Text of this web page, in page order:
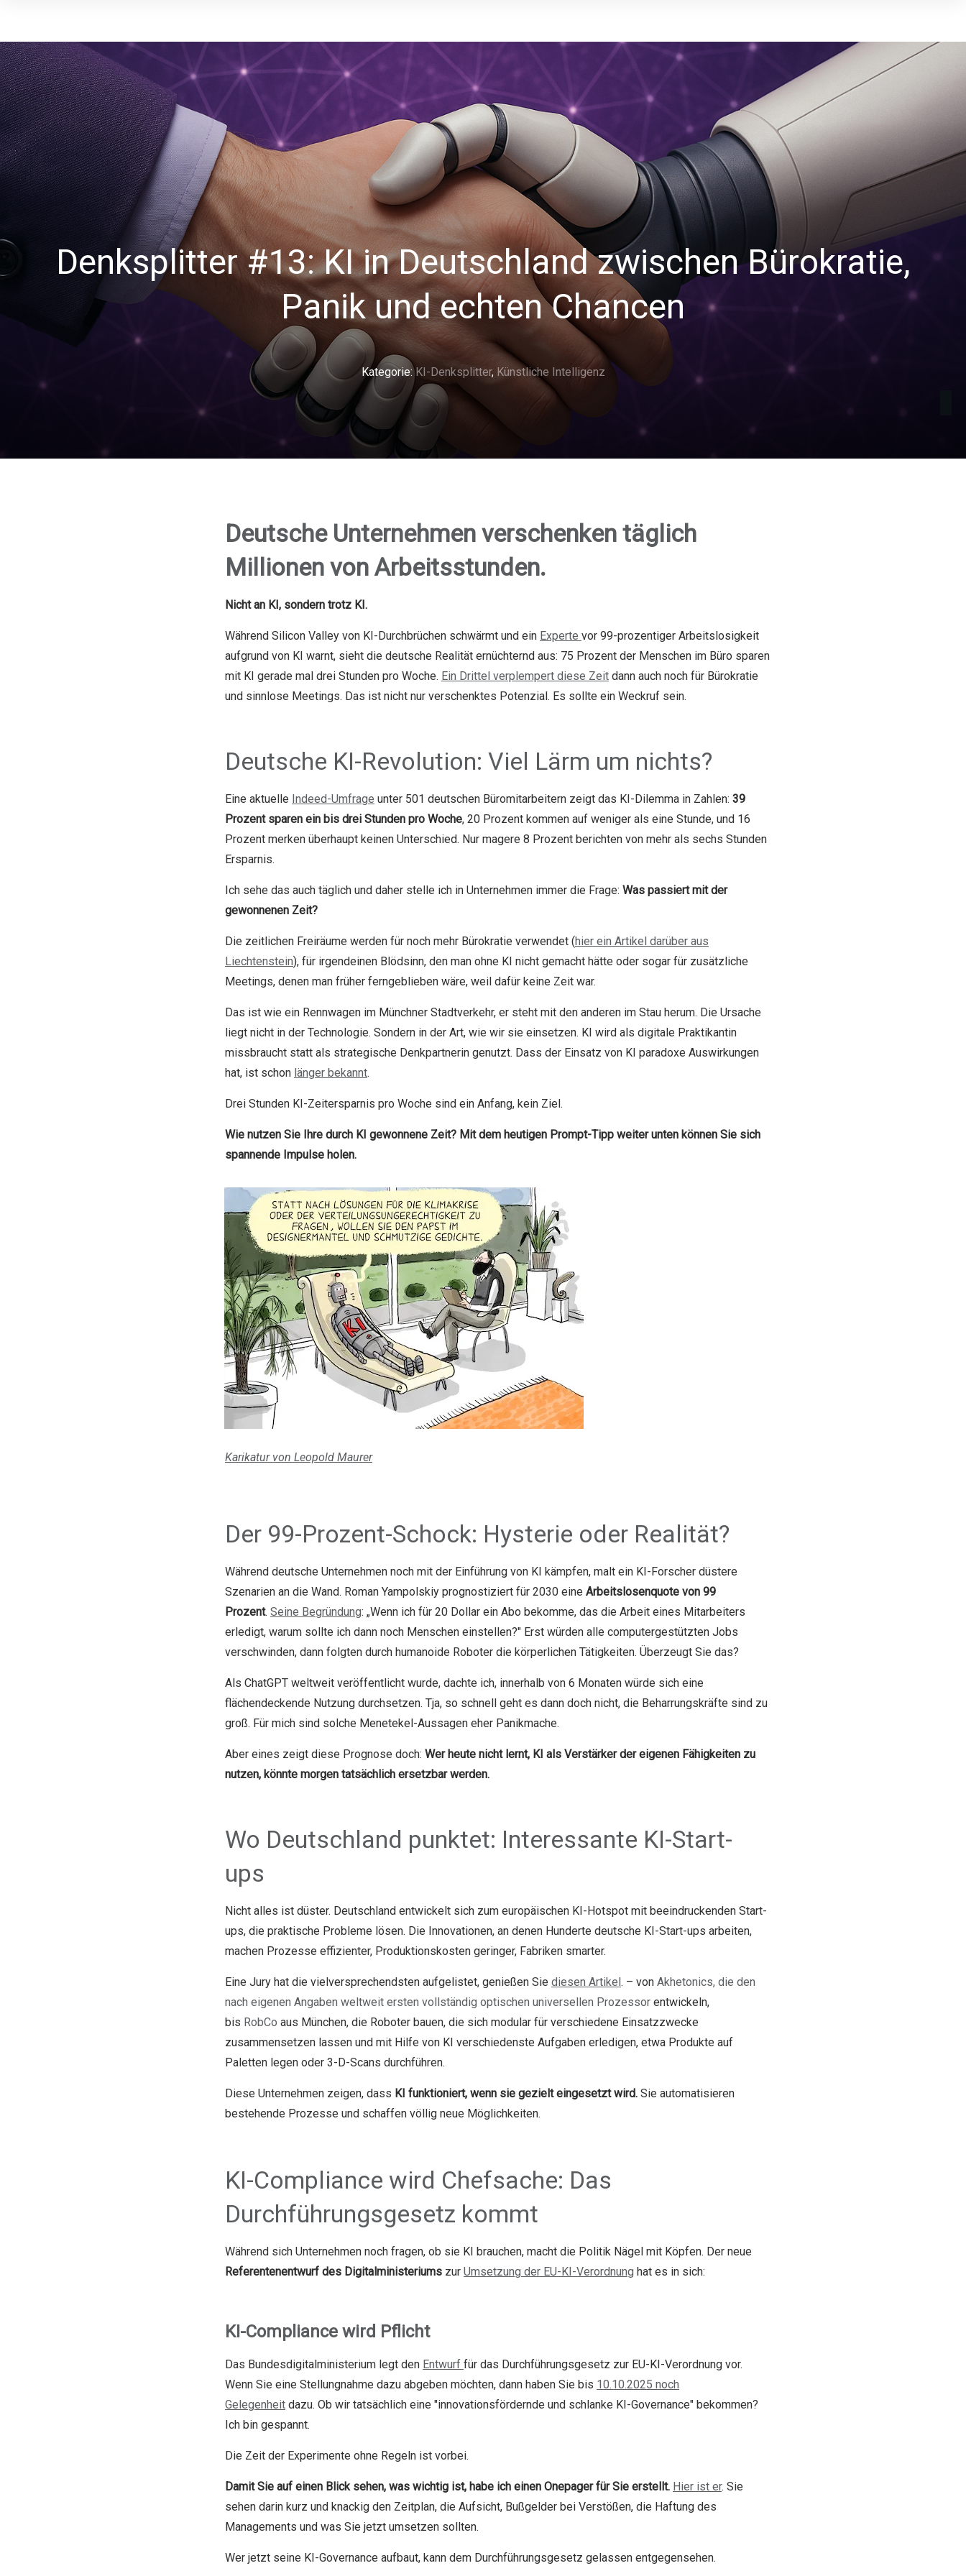
Denksplitter #13: KI in Deutschland zwischen Bürokratie,
Panik und echten Chancen
Kategorie:KI-Denksplitter, Künstliche Intelligenz
Deutsche Unternehmen verschenken täglich
Millionen von Arbeitsstunden.
Nicht an KI, sondern trotz KI.
Während Silicon Valley von KI-Durchbrüchen schwärmt und ein Experte vor 99-prozentiger Arbeitslosigkeit
aufgrund von KI warnt, sieht die deutsche Realität ernüchternd aus: 75 Prozent der Menschen im Büro sparen
mit KI gerade mal drei Stunden pro Woche. Ein Drittel verplempert diese Zeit dann auch noch für Bürokratie
und sinnlose Meetings. Das ist nicht nur verschenktes Potenzial. Es sollte ein Weckruf sein.
Deutsche KI-Revolution: Viel Lärm um nichts?
Eine aktuelle Indeed-Umfrage unter 501 deutschen Büromitarbeitern zeigt das KI-Dilemma in Zahlen: 39
Prozent sparen ein bis drei Stunden pro Woche, 20 Prozent kommen auf weniger als eine Stunde, und 16
Prozent merken überhaupt keinen Unterschied. Nur magere 8 Prozent berichten von mehr als sechs Stunden
Ersparnis.
Ich sehe das auch täglich und daher stelle ich in Unternehmen immer die Frage: Was passiert mit der
gewonnenen Zeit?
Die zeitlichen Freiräume werden für noch mehr Bürokratie verwendet (hier ein Artikel darüber aus
Liechtenstein), für irgendeinen Blödsinn, den man ohne KI nicht gemacht hätte oder sogar für zusätzliche
Meetings, denen man früher ferngeblieben wäre, weil dafür keine Zeit war.
Das ist wie ein Rennwagen im Münchner Stadtverkehr, er steht mit den anderen im Stau herum. Die Ursache
liegt nicht in der Technologie. Sondern in der Art, wie wir sie einsetzen. KI wird als digitale Praktikantin
missbraucht statt als strategische Denkpartnerin genutzt. Dass der Einsatz von KI paradoxe Auswirkungen
hat, ist schon länger bekannt.
Drei Stunden KI-Zeitersparnis pro Woche sind ein Anfang, kein Ziel.
Wie nutzen Sie Ihre durch KI gewonnene Zeit? Mit dem heutigen Prompt-Tipp weiter unten können Sie sich
spannende Impulse holen.
Karikatur von Leopold Maurer
Der 99-Prozent-Schock: Hysterie oder Realität?
Während deutsche Unternehmen noch mit der Einführung von KI kämpfen, malt ein KI-Forscher düstere
Szenarien an die Wand. Roman Yampolskiy prognostiziert für 2030 eine Arbeitslosenquote von 99
Prozent. Seine Begründung: „Wenn ich für 20 Dollar ein Abo bekomme, das die Arbeit eines Mitarbeiters
erledigt, warum sollte ich dann noch Menschen einstellen?" Erst würden alle computergestützten Jobs
verschwinden, dann folgten durch humanoide Roboter die körperlichen Tätigkeiten. Überzeugt Sie das?
Als ChatGPT weltweit veröffentlicht wurde, dachte ich, innerhalb von 6 Monaten würde sich eine
flächendeckende Nutzung durchsetzen. Tja, so schnell geht es dann doch nicht, die Beharrungskräfte sind zu
groß. Für mich sind solche Menetekel-Aussagen eher Panikmache.
Aber eines zeigt diese Prognose doch: Wer heute nicht lernt, KI als Verstärker der eigenen Fähigkeiten zu
nutzen, könnte morgen tatsächlich ersetzbar werden.
Wo Deutschland punktet: Interessante KI-Start-
ups
Nicht alles ist düster. Deutschland entwickelt sich zum europäischen KI-Hotspot mit beeindruckenden Start-
ups, die praktische Probleme lösen. Die Innovationen, an denen Hunderte deutsche KI-Start-ups arbeiten,
machen Prozesse effizienter, Produktionskosten geringer, Fabriken smarter.
Eine Jury hat die vielversprechendsten aufgelistet, genießen Sie diesen Artikel. – von Akhetonics, die den
nach eigenen Angaben weltweit ersten vollständig optischen universellen Prozessor entwickeln,
bis RobCo aus München, die Roboter bauen, die sich modular für verschiedene Einsatzzwecke
zusammensetzen lassen und mit Hilfe von KI verschiedenste Aufgaben erledigen, etwa Produkte auf
Paletten legen oder 3-D-Scans durchführen.
Diese Unternehmen zeigen, dass KI funktioniert, wenn sie gezielt eingesetzt wird. Sie automatisieren
bestehende Prozesse und schaffen völlig neue Möglichkeiten.
KI-Compliance wird Chefsache: Das
Durchführungsgesetz kommt
Während sich Unternehmen noch fragen, ob sie KI brauchen, macht die Politik Nägel mit Köpfen. Der neue
Referentenentwurf des Digitalministeriums zur Umsetzung der EU-KI-Verordnung hat es in sich:
KI-Compliance wird Pflicht
Das Bundesdigitalministerium legt den Entwurf für das Durchführungsgesetz zur EU-KI-Verordnung vor.
Wenn Sie eine Stellungnahme dazu abgeben möchten, dann haben Sie bis 10.10.2025 noch
Gelegenheit dazu. Ob wir tatsächlich eine "innovationsfördernde und schlanke KI-Governance" bekommen?
Ich bin gespannt.
Die Zeit der Experimente ohne Regeln ist vorbei.
Damit Sie auf einen Blick sehen, was wichtig ist, habe ich einen Onepager für Sie erstellt. Hier ist er. Sie
sehen darin kurz und knackig den Zeitplan, die Aufsicht, Bußgelder bei Verstößen, die Haftung des
Managements und was Sie jetzt umsetzen sollten.
Wer jetzt seine KI-Governance aufbaut, kann dem Durchführungsgesetz gelassen entgegensehen.